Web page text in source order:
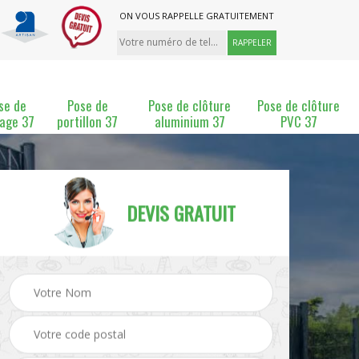
ON VOUS RAPPELLE GRATUITEMENT
de
37
Pose de
portillon 37
Pose de clôture
aluminium 37
Pose de clôture
PVC 37
Pose et changement de Pose de grillage 37
DEVIS GRATUIT